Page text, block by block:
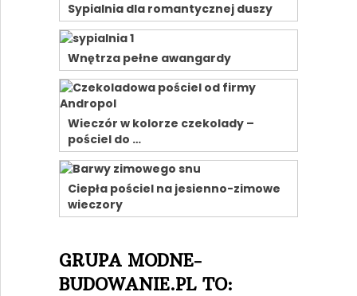
Sypialnia dla romantycznej duszy
Wnętrza pełne awangardy
Wieczór w kolorze czekolady –
pościel do …
Ciepła pościel na jesienno-zimowe
wieczory
GRUPA MODNE-
BUDOWANIE.PL TO: